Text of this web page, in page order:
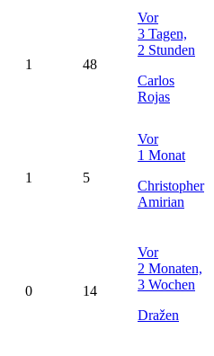
1 48
Vor
3 Tagen,
2 Stunden
Carlos
Rojas
1 5
Vor
1 Monat
Christopher
Amirian
0 14
Vor
2 Monaten,
3 Wochen
Dražen